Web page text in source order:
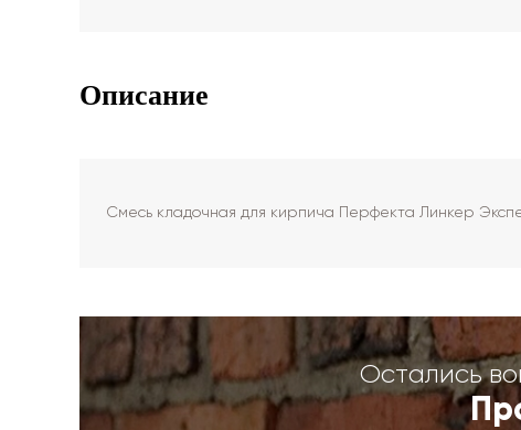
Описание
Смесь кладочная для кирпича Перфекта Линкер
Остались